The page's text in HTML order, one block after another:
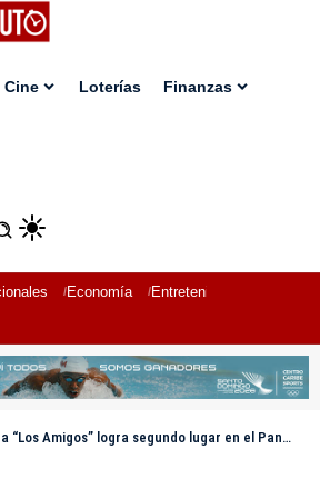
Cine Loterías Finanzas
Economía Entretenimiento
logra segundo lugar en el Panamericano de Chile 2025